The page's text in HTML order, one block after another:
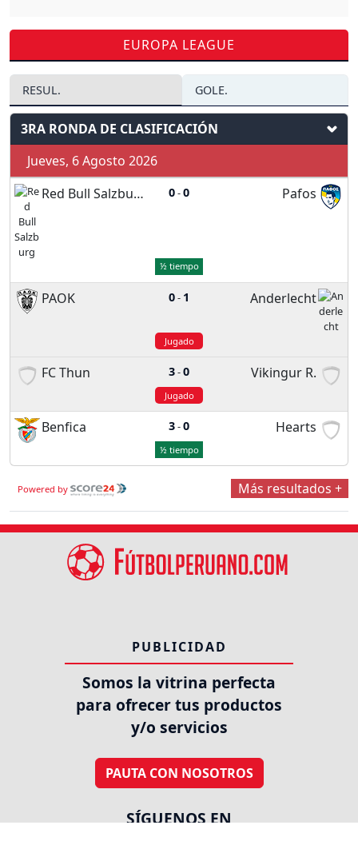
EUROPA LEAGUE
RESUL. GOLE.
3RA RONDA DE CLASIFICACIÓN
Jueves, 6 Agosto 2026
Red Bull Salzburg
0-0 Pafos
½ tiempo
PAOK 0- 1 Anderlecht
Jugado
FC Thun 3-0 Vikingur R.
Jugado
Benfica 3-0 Hearts
½ tiempo
Powered by Más resultados +
PUBLICIDAD
Somos la vitrina perfecta
para ofrecer tus productos
y/o servicios
PAUTA CON NOSOTROS
SÍGUENOS EN